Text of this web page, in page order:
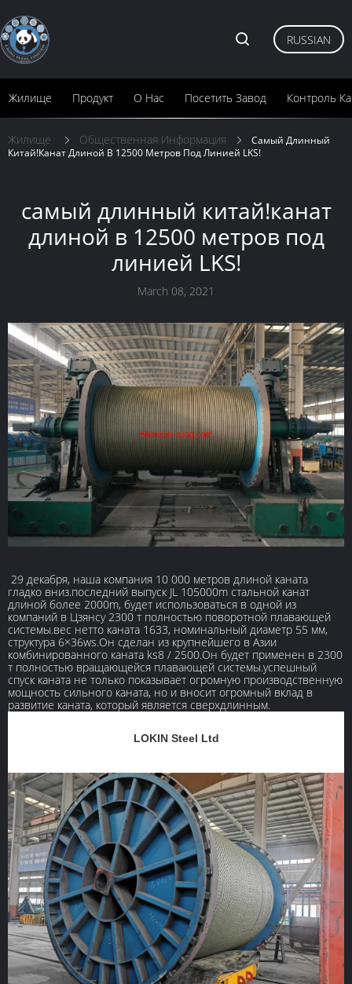
Жилище Продукт О Нас Посетить Завод Контроль
RUSSIAN
Жилище Общественная Информация
Самый Длинный
Китай!канат Длиной В 12500 Метров Под Линией LKS!
самый длинный китай!канат
длиной в 12500 метров под
линией LKS!
March 08, 2021
29 декабря, наша компания 10 000 метров длиной каната
гладко вниз.последний выпуск JL 105000m стальной канат
длиной более 2000m, будет использоваться в одной из
компаний в Цзянсу 2300 т полностью поворотной плавающей
системы.вес нетто каната 1633, номинальный диаметр 55 мм,
структура 6×36ws.Он сделан из крупнейшего в Азии
комбинированного каната ks8 / 2500.Он будет применен в 2300
т полностью вращающейся плавающей системы.успешный
спуск каната не только показывает огромную производственную
мощность сильного каната, но и вносит огромный вклад в
развитие каната, который является сверхдлинным.
LOKIN Steel Ltd